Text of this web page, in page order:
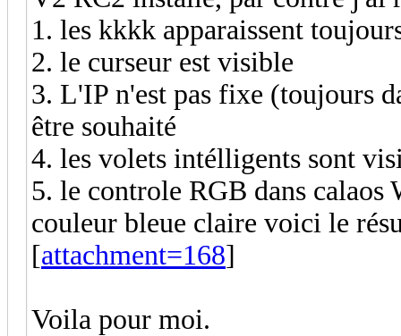
1. les kkkk apparaissent
2. le curseur est visible
3. L'IP n'est pas fixe (toujours
être souhaité
4. les volets intélligents sont
5. le controle RGB dans calaos
couleur bleue claire voici le
[attachment=168]
Voila pour moi.